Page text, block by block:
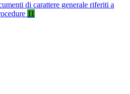
di carattere generale riferiti a
11